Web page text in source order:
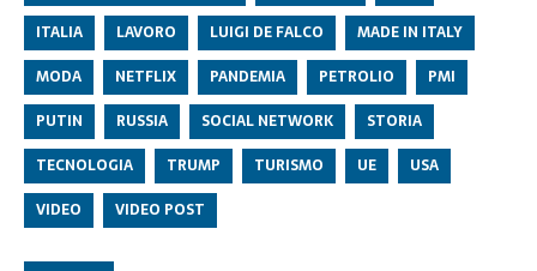
ITALIA
LAVORO LUIGI DE FALCO
MADE IN ITALY
MODA
NETFLIX PANDEMIA PETROLIO
PMI
PUTIN
RUSSIA SOCIAL NETWORK
STORIA
TECNOLOGIA
TRUMP TURISMO UE
USA
VIDEO
VIDEO POST